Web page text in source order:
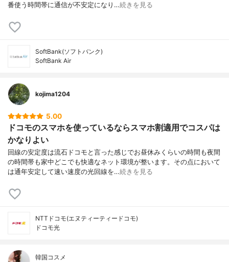
番使う時間帯に通信が不安定になり…続きを見る
SoftBank(ソフトバンク)
SoftBank Air
kojima1204
5.00
ドコモのスマホを使っているならスマホ割適用でコスパは
かなりよい
回線の安定度は流石ドコモと言った感じでお昼休みくらいの時間も夜間
の時間帯も家中どこでも快適なネット環境が整います。その点において
は通年安定して速い速度の光回線を…続きを見る
NTTドコモ(エヌティーティードコモ)
ドコモ光
韓国コスメ